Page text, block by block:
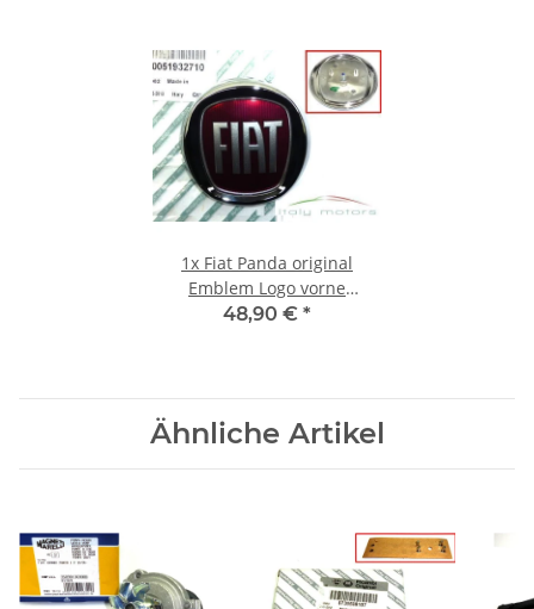
1x Fiat Panda original
Emblem Logo vorne
Kühlergrill Frontemblem
48,90 € *
Ähnliche Artikel